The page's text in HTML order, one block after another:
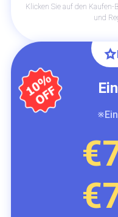
Klicken Sie auf den Kaufen-
und